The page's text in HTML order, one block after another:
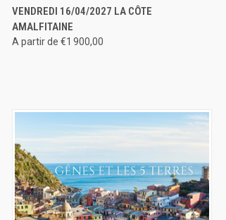
APERÇU RAPIDE RÉSERVER
VENDREDI 16/04/2027 LA CÔTE
AMALFITAINE
A partir de €1 900,00